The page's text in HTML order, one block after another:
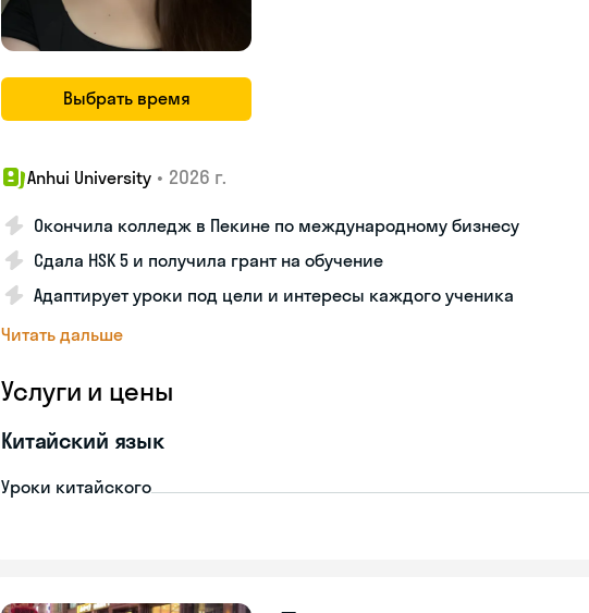
Выбрать время
Anhui University • 2026 г.
Окончила колледж в Пекине по международному бизнесу
Сдала HSK 5 и получила грант на обучение
Адаптирует уроки под цели и интересы каждого ученика
Читать дальше
Услуги и цены
Китайский язык
Уроки китайского